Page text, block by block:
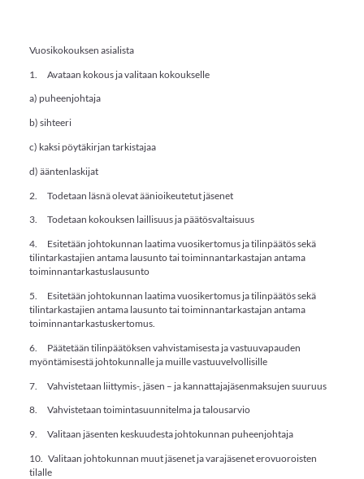
Vuosikokouksen asialista
1. Avataan kokous ja valitaan kokoukselle
a) puheenjohtaja
b) sihteeri
c) kaksi pöytäkirjan tarkistajaa
d) ääntenlaskijat
2. Todetaan läsnä olevat äänioikeutetut jäsenet
3. Todetaan kokouksen laillisuus ja päätösvaltaisuus
4. Esitetään johtokunnan laatima vuosikertomus ja tilinpäätös sekä
tilintarkastajien antama lausunto tai toiminnantarkastajan antama
toiminnantarkastuslausunto
5. Esitetään johtokunnan laatima vuosikertomus ja tilinpäätös sekä
tilintarkastajien antama lausunto tai toiminnantarkastajan antama
toiminnantarkastuskertomus.
6. Päätetään tilinpäätöksen vahvistamisesta ja vastuuvapauden
myöntämisestä johtokunnalle ja muille vastuuvelvollisille
7. Vahvistetaan liittymis-, jäsen – ja kannattajajäsenmaksujen suuruus
8. Vahvistetaan toimintasuunnitelma ja talousarvio
9. Valitaan jäsenten keskuudesta johtokunnan puheenjohtaja
10. Valitaan johtokunnan muut jäsenet ja varajäsenet erovuoroisten
tilalle